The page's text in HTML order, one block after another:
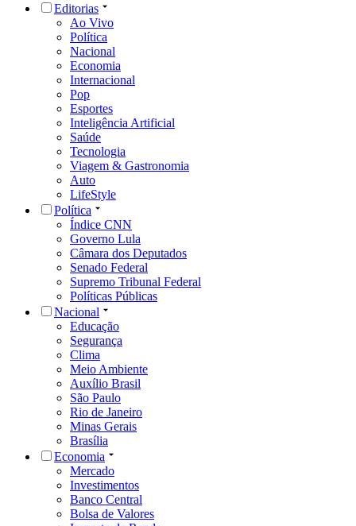
Editorias
Ao Vivo
Política
Nacional
Economia
Internacional
Pop
Esportes
Inteligência Artificial
Saúde
Tecnologia
Viagem & Gastronomia
Auto
LifeStyle
Política
Índice CNN
Governo Lula
Câmara dos Deputados
Senado Federal
Supremo Tribunal Federal
Políticas Públicas
Nacional
Educação
Segurança
Clima
Meio Ambiente
Auxílio Brasil
São Paulo
Rio de Janeiro
Minas Gerais
Brasília
Economia
Mercado
Investimentos
Banco Central
Bolsa de Valores